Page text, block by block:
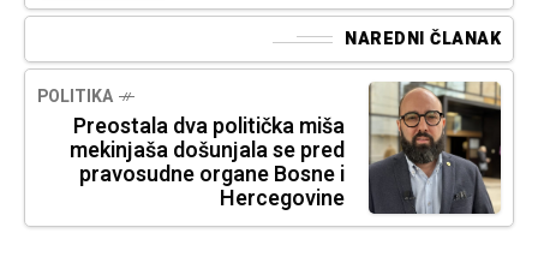
NAREDNI ČLANAK
POLITIKA
Preostala dva politička miša
mekinjaša došunjala se pred
pravosudne organe Bosne i
Hercegovine